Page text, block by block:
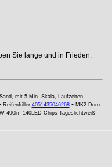
Sie lange und in Frieden.
mit 5 Min. Skala, Laufzeiten
Reifenfüller 4051435046268- MK2 Dorn
490lm 140LED Chips Tageslichtweiß